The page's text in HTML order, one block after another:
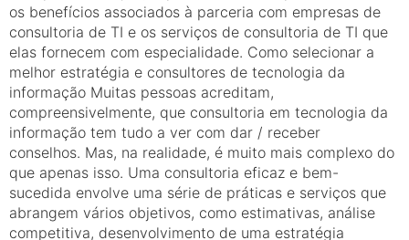
os benefícios associados à parceria com empresas de
consultoria de TI e os serviços de consultoria de TI que
elas fornecem com especialidade. Como selecionar a
melhor estratégia e consultores de tecnologia da
informação Muitas pessoas acreditam,
compreensivelmente, que consultoria em tecnologia da
informação tem tudo a ver com dar / receber
conselhos. Mas, na realidade, é muito mais complexo do
que apenas isso. Uma consultoria eficaz e bem-
sucedida envolve uma série de práticas e serviços que
abrangem vários objetivos, como estimativas, análise
competitiva, desenvolvimento de uma estratégia